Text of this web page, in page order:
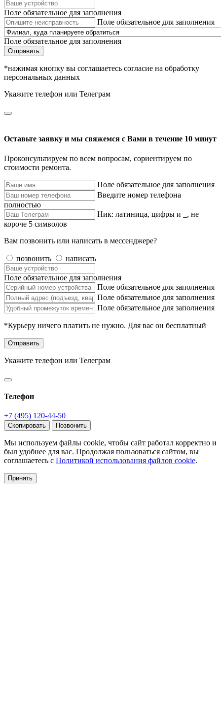
Поле обязательное для заполнения
Поле обязательное для заполнения
Поле обязательное для заполнения
Отправить
*нажимая кнопку вы соглашаетесь согласие на обработку
персональных данных
Укажите телефон или Телеграм
Оставьте заявку и мы свяжемся с Вами в течение 10 минут
Проконсультируем по всем вопросам, сориентируем по
стоимости ремонта.
Поле обязательное для заполнения
Введите номер телефона
полностью
Ник: латиница, цифры и _, не
короче 5 символов
Вам позвонить или написать в мессенджере?
позвонить написать
Поле обязательное для заполнения
Поле обязательное для заполнения
Поле обязательное для заполнения
Поле обязательное для заполнения
*Курьеру ничего платить не нужно. Для вас он бесплатный
Отправить
Укажите телефон или Телеграм
Телефон
+7 (495) 120-44-50
Скопировать Позвонить
Мы используем файлы cookie, чтобы сайт работал корректно и
был удобнее для вас. Продолжая пользоваться сайтом, вы
соглашаетесь с Политикой использования файлов cookie.
Принять